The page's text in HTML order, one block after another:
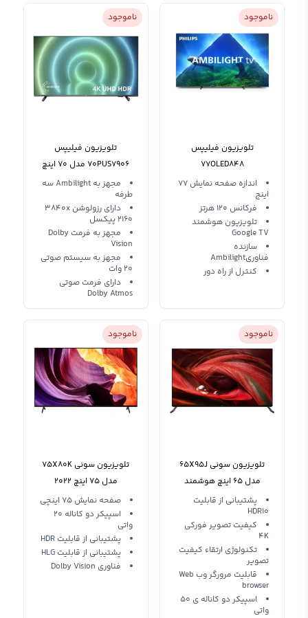
ناموجود
تلویزیون فیلیپس
77OLED848
اندازه صفحه نمایش 77
اینج
فرکانس 120 هرتز
تلویزیون هوشمند
Google TV
سازنده
فناوریAmbilight
کنترل از راه دور
ناموجود
تلویزیون فیلیپس
70PUS7906 مدل 70 اینچ
مجهز به Ambilight سه
طرفه
دارای رزولوشن 3840x
2160 پیکسل
مجهز به فرمت Dolby
Vision
مجهز به سیستم صوتی
20 وات
دارای فرمت صوتی
Dolby Atmos
ناموجود
تلویزیون سونی 65X95J
مدل 65 اینچ هوشمند
پشتیبانی از قابلیت
HDR10
کیفیت تصویر فورکی
4K
تکنولوژی ارتقاء کیفیت
تصویر
قابلیت مرورگر وب Web
browser
اسپیکر دو کاناله ی 50
واتی
ناموجود
تلویزیون سونی 75X80K
مدل 75 اینچ 2022
صفحه نمایش 75 اینچی
اسپیکر دو کاناله 20
واتی
پشتیبانی از قابلیت HDR
پشتیبانی از قابلیت HLG
فناوری Dolby Vision